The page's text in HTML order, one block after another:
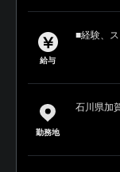
給与
■経験、
勤務地
石川県加